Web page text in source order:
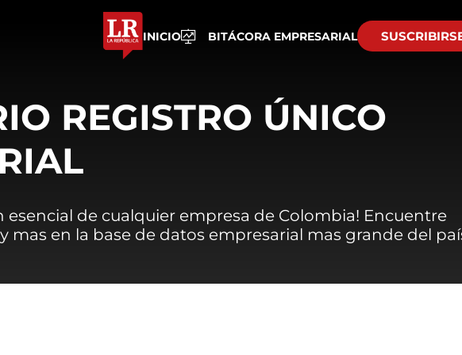
INICIO BITÁCORA EMPRESARIAL
REGISTRO ÚNICO
esencial de cualquier empresa de Colombia! Encuentre
mas en la base de datos empresarial mas grande del